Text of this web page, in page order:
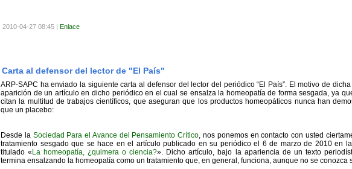
2010-04-27 08:45 | Enlace
Carta al defensor del lector de "El País"
ARP-SAPC ha enviado la siguiente carta al defensor del lector del periódico “El País”. El motivo de
aparición de un artículo en dicho periódico en el cual se ensalza la homeopatía de forma sesgada, ya
citan la multitud de trabajos científicos, que aseguran que los productos homeopáticos nunca han
que un placebo:
Desde la Sociedad Para el Avance del Pensamiento Crítico, nos ponemos en contacto con usted
tratamiento sesgado que se hace en el artículo publicado en su periódico el 6 de marzo de 2010 en
titulado « La homeopatía, ¿quimera o ciencia?». Dicho artículo, bajo la apariencia de un texto
termina ensalzando la homeopatía como un tratamiento que, en general, funciona, aunque no se conozca